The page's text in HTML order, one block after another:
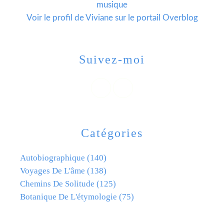
Catégories
Autobiographique (140)
Voyages De L'âme (138)
Chemins De Solitude (125)
Botanique De L'étymologie (75)
musique
Voir le profil deVivianesur le portail Overblog
Suivez-moi